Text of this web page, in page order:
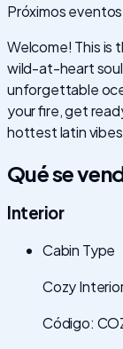
Próximos
Welcome! This is
wild-at-heart
unforgettable
your fire, get
hottest latin
Qué se
Interior
Cabin Type
Cozy
Código: